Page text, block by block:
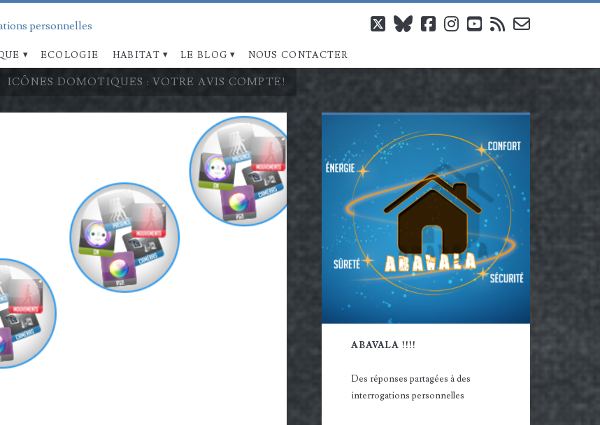
personnelles
ECOLOGIE HABITAT LE BLOG NOUS CONTACTER
twitterblueskyfacebook
instagram
youtube
rss email-
ICÔNES DOMOTIQUES : VOTRE AVIS COMPTE!
Barre
latérale
principale
ABAVALA !!!!
Des réponses partagées à des
interrogations personnelles